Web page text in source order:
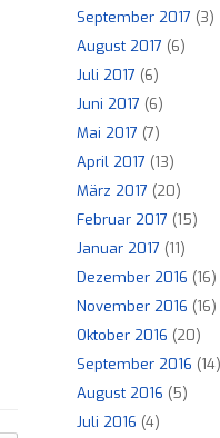
September 2017 (3)
August 2017 (6)
Juli 2017 (6)
Juni 2017 (6)
Mai 2017 (7)
April 2017 (13)
März 2017 (20)
Februar 2017 (15)
Januar 2017 (11)
Dezember 2016 (16)
November 2016 (16)
Oktober 2016 (20)
September 2016 (14)
August 2016 (5)
Juli 2016 (4)